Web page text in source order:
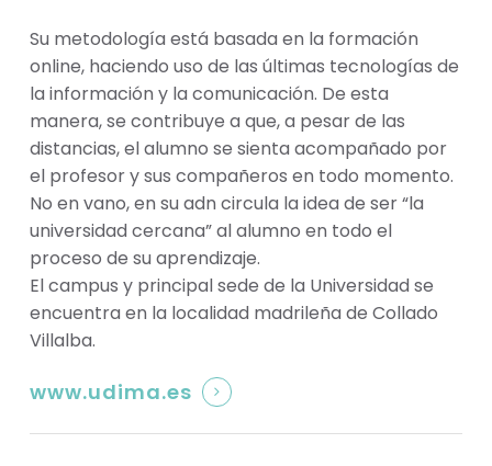
Su metodología está basada en la formación
online, haciendo uso de las últimas tecnologías de
la información y la comunicación. De esta
manera, se contribuye a que, a pesar de las
distancias, el alumno se sienta acompañado por
el profesor y sus compañeros en todo momento.
No en vano, en su adn circula la idea de ser “la
universidad cercana” al alumno en todo el
proceso de su aprendizaje.
El campus y principal sede de la Universidad se
encuentra en la localidad madrileña de Collado
Villalba.
www.udima.es